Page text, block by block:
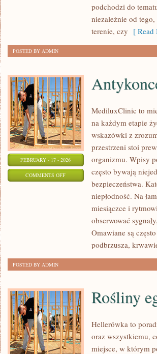
PERSONALIZACJApodchodzi do
niezależnie od
terenie, czy [ Read
POSTED BY ADMIN
FEBRUARY - 17 - 2026
COMMENTS OFFON
ANTYKONCEPCJA
PLANOWANIE
MediluxClinic to
na każdym etapie
wskazówki z
przestrzeni stoi
organizmu. Wpisy
często bywają
bezpieczeństwa.
niepłodność. Na
miesiączce i
obserwować
Omawiane są
podbrzusza,
POSTED BY ADMIN
Rośliny
Hellerówka to
oraz wszystkiemu,
miejsce, w którym